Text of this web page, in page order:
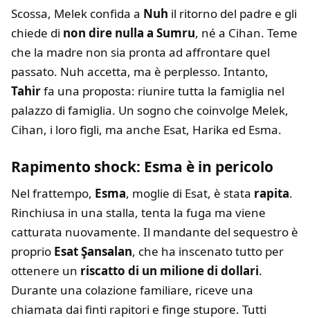
Scossa, Melek confida a Nuh il ritorno del padre e gli
chiede di non dire nulla a Sumru, né a Cihan. Teme
che la madre non sia pronta ad affrontare quel
passato. Nuh accetta, ma è perplesso. Intanto,
Tahirfa una proposta: riunire tutta la famiglia nel
palazzo di famiglia. Un sogno che coinvolge Melek,
Cihan, i loro figli, ma anche Esat, Harika ed Esma.
Rapimento shock: Esma è in pericolo
Nel frattempo, Esma, moglie di Esat, è stata rapita.
Rinchiusa in una stalla, tenta la fuga ma viene
catturata nuovamente. Il mandante del sequestro è
proprio Esat Şansalan, che ha inscenato tutto per
ottenere un riscatto di un milione di dollari.
Durante una colazione familiare, riceve una
chiamata dai finti rapitori e finge stupore. Tutti